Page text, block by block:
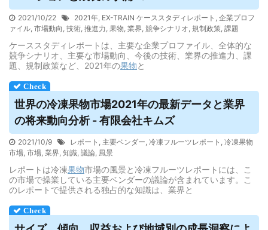
2021/10/22 2021年, EX-TRAIN ケーススタディレポート , 企業プロフ
ァイル, 市場動向 , 技術, 推進力, 果物, 業界, 競争シナリオ, 規制政策, 課題
ケーススタディレポートは、主要な企業プロファイル、全体的な
競争シナリオ、主要な市場動向、今後の技術、業界の推進力、課
題、規制政策など、2021年の果物と
世界の冷凍果物市場2021年の最新データと業界
の将来動向分析 - 有限会社キムズ
2021/10/9 レポート , 主要ベンダー, 冷凍フルーツレポート , 冷凍果物
市場, 市場, 業界, 知識, 議論, 風景
レポートは冷凍果物市場の風景と冷凍フルーツレポートには、こ
の市場で操業している主要ベンダーの議論が含まれています。こ
のレポートで提供される独占的な知識は、業界と